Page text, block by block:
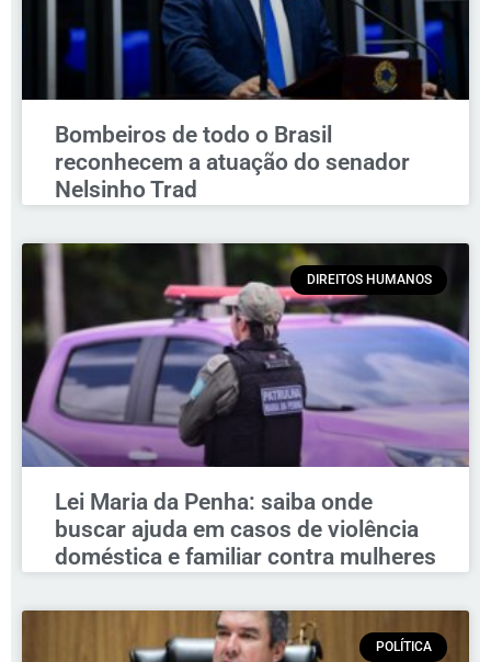
Bombeiros de todo o Brasil
reconhecem a atuação do senador
Nelsinho Trad
DIREITOS HUMANOS
Lei Maria da Penha: saiba onde
buscar ajuda em casos de violência
doméstica e familiar contra mulheres
POLÍTICA